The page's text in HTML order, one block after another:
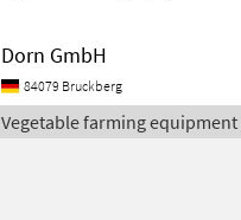
Dorn GmbH
84079 Bruckberg
Vegetable farming